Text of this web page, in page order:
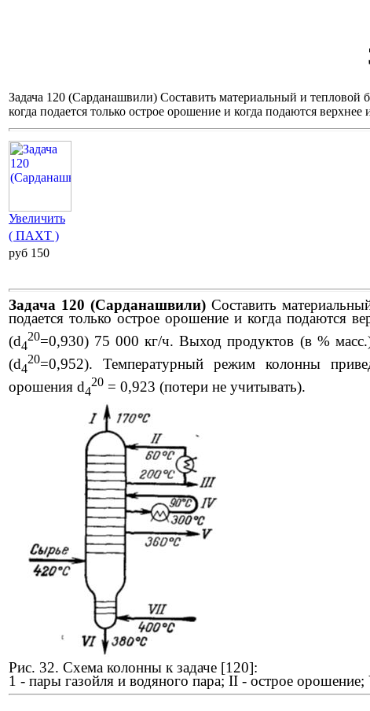
Задача 120 (Сарданашвили) Составить материальный и
когда подается только острое орошение и когда подаются
Увеличить
( ПАХТ )
pуб 150
Задача 120 (Сарданашвили)Составить
подается только острое орошение и когда подаются
(d4
20=0,930) 75 000 кг/ч. Выход продуктов (в %
(d4
20=0,952). Температурный режим колонны
орошения d4
20 = 0,923 (потери не учитывать).
Рис. 32. Схема колонны к задаче [120]:
1 - пары газойля и водяного пара; II - острое